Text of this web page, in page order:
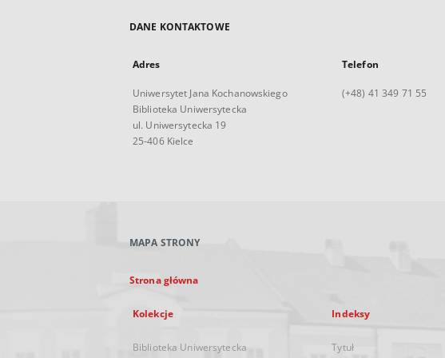
DANE KONTAKTOWE
Adres
Uniwersytet Jana Kochanowskiego
Biblioteka Uniwersytecka
ul. Uniwersytecka 19
25-406 Kielce
Telefon
(+48) 41 349 71 55
MAPA STRONY
Strona główna
Kolekcje
Biblioteka Uniwersytecka
Indeksy
Tytuł